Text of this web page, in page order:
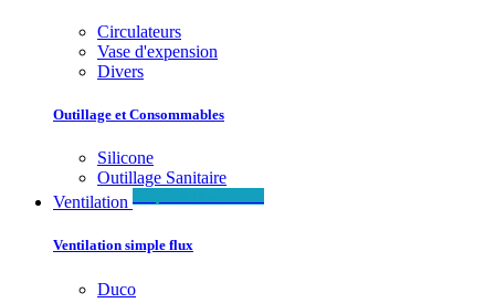
Circulateurs
Vase d'expension
Divers
Outillage et Consommables
Silicone
Outillage Sanitaire
Ventilation
Ventilation simple flux
Duco